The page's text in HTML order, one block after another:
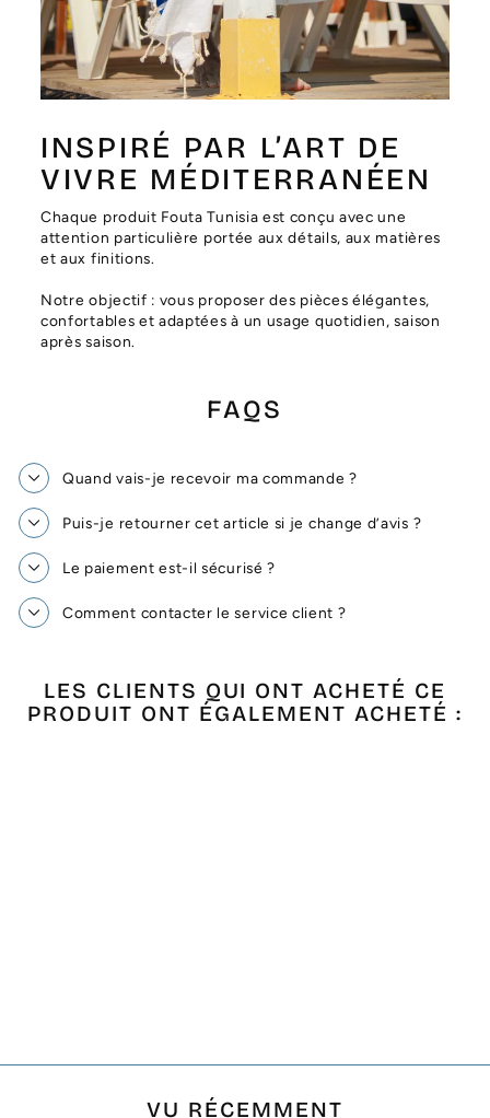
INSPIRÉ PAR L’ART DE
VIVRE MÉDITERRANÉEN
Chaque produit Fouta Tunisia est conçu avec une
attention particulière portée aux détails, aux matières
et aux finitions.
Notre objectif : vous proposer des pièces élégantes,
confortables et adaptées à un usage quotidien, saison
après saison.
FAQS
Quand vais-je recevoir ma commande ?
Puis-je retourner cet article si je change d’avis ?
Le paiement est-il sécurisé ?
Comment contacter le service client ?
LES CLIENTS QUI ONT ACHETÉ CE
PRODUIT ONT ÉGALEMENT ACHETÉ :
VU RÉCEMMENT